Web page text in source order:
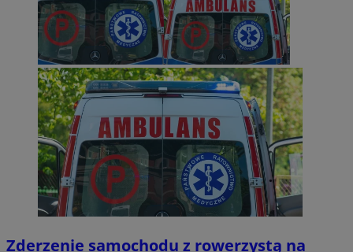
Zderzenie samochodu z rowerzystą na